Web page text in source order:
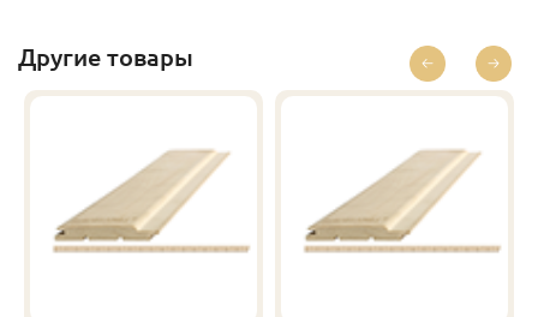
Другие товары